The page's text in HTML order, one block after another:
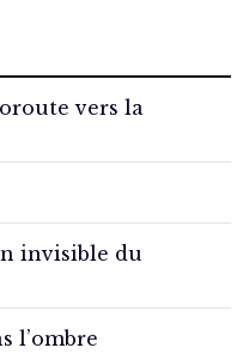
vers la
invisible du
l’ombre